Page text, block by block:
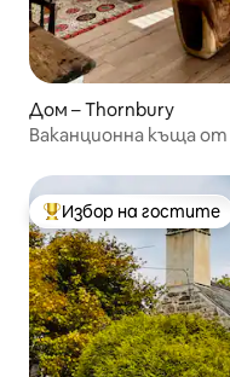
Дом – Thornbury
Ваканционна къща от
Най-популярен избор
Избор на гостите